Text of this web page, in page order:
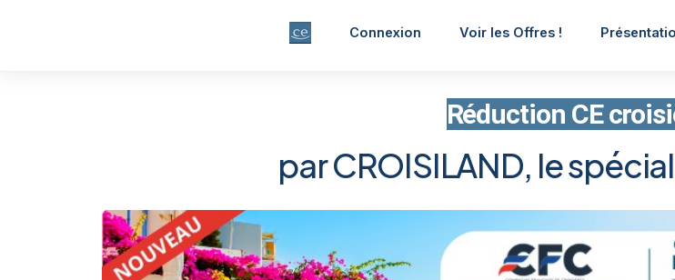
Connexion Voir les Offres !
Réduction CE
par CROISILAND, le